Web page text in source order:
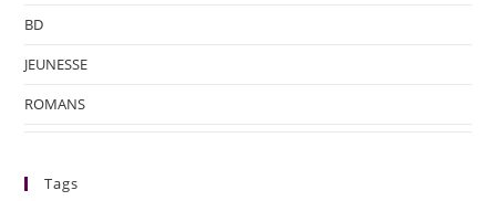
BD
JEUNESSE
ROMANS
Tags